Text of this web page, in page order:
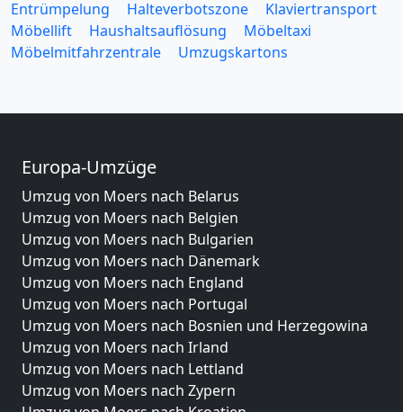
Entrümpelung
Halteverbotszone
Klaviertransport
Möbellift
Haushaltsauflösung
Möbeltaxi
Möbelmitfahrzentrale
Umzugskartons
Europa-Umzüge
Umzug von Moers nach Belarus
Umzug von Moers nach Belgien
Umzug von Moers nach Bulgarien
Umzug von Moers nach Dänemark
Umzug von Moers nach England
Umzug von Moers nach Portugal
Umzug von Moers nach Bosnien und Herzegowina
Umzug von Moers nach Irland
Umzug von Moers nach Lettland
Umzug von Moers nach Zypern